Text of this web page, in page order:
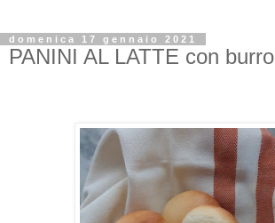
domenica 17 gennaio 2021
PANINI AL LATTE con burro